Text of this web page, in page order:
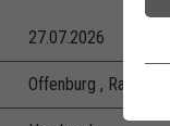
27.07.2026
Offenburg , Rastatt